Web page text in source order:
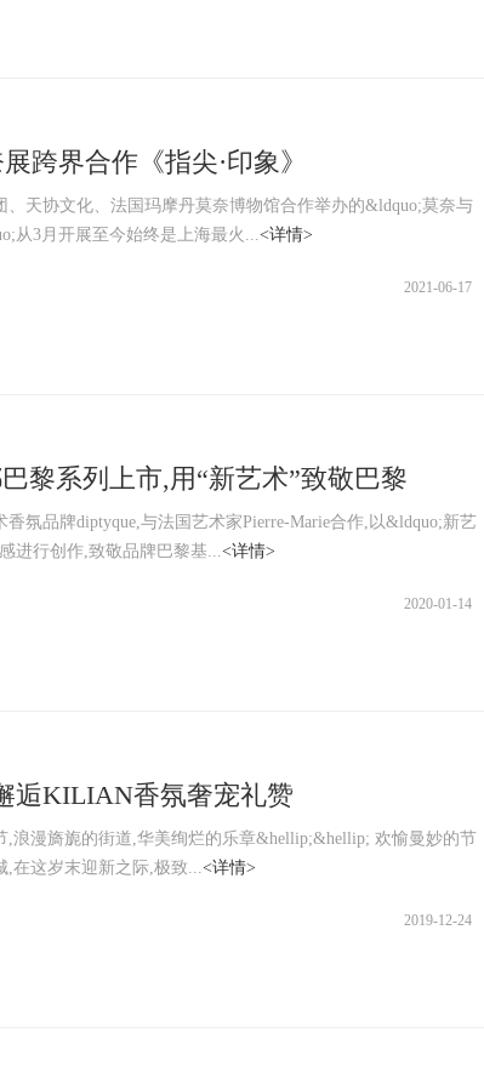
跨界合作《指尖·印象》
天协文化、法国玛摩丹莫奈博物馆合作举办的&ldquo;莫奈与
从3月开展至今始终是上海最火...<详情>
2021-06-17
黎系列上市,用“新艺术”致敬巴黎
香氛品牌diptyque,与法国艺术家Pierre-Marie合作,以&ldquo;新艺
进行创作,致敬品牌巴黎基...<详情>
2020-01-14
逅KILIAN香氛奢宠礼赞
,浪漫旖旎的街道,华美绚烂的乐章&hellip;&hellip; 欢愉曼妙的节
,在这岁末迎新之际,极致...<详情>
2019-12-24